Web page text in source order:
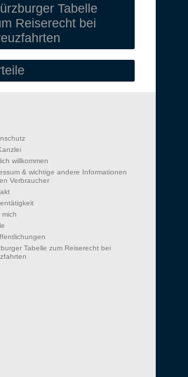
Tabelle
Reiserecht bei
willkommen
& wichtige andere Informationen
Verbraucher
mich
Tabelle zum Reiserecht bei